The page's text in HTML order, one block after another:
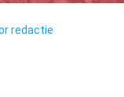
redactie